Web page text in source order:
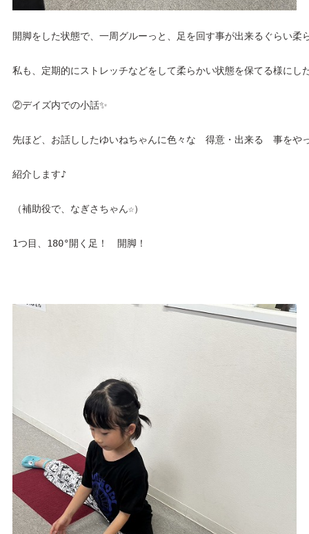
開脚をした状態で、一周グルーっと、足を回す事が出来るぐらい柔
私も、定期的にストレッチなどをして柔らかい状態を保てる様にし
②デイズ内での小話✨
先ほど、お話ししたゆいねちゃんに色々な　得意・出来る　事をや
紹介します♪
（補助役で、なぎさちゃん☆）
1つ目、180°開く足！　開脚！